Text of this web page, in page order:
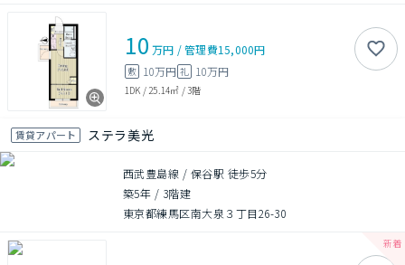
10 万円 /管理費15,000円
敷 10万円 礼 10万円
1DK / 25.14㎡ /3階
賃貸アパート ステラ美光
西武豊島線 / 保谷駅 徒歩5分
築5年 / 3階建
東京都練馬区南大泉３丁目26-30